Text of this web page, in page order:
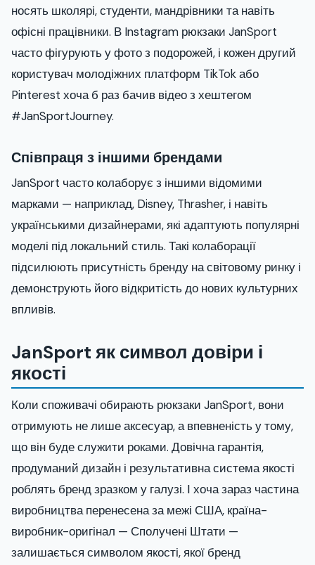
носять школярі, студенти, мандрівники та навіть
офісні працівники. В Instagram рюкзаки JanSport
часто фігурують у фото з подорожей, і кожен другий
користувач молодіжних платформ TikTok або
Pinterest хоча б раз бачив відео з хештегом
#JanSportJourney.
Співпраця з іншими брендами
JanSport часто колаборує з іншими відомими
марками — наприклад, Disney, Thrasher, і навіть
українськими дизайнерами, які адаптують популярні
моделі під локальний стиль. Такі колаборації
підсилюють присутність бренду на світовому ринку і
демонструють його відкритість до нових культурних
впливів.
JanSport як символ довіри і
якості
Коли споживачі обирають рюкзаки JanSport, вони
отримують не лише аксесуар, а впевненість у тому,
що він буде служити роками. Довічна гарантія,
продуманий дизайн і результативна система якості
роблять бренд зразком у галузі. І хоча зараз частина
виробництва перенесена за межі США, країна-
виробник-оригінал — Сполучені Штати —
залишається символом якості, якої бренд